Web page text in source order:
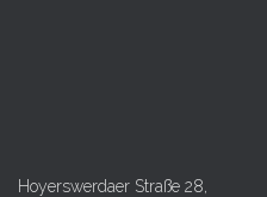
Hoyerswerdaer Straße 28,